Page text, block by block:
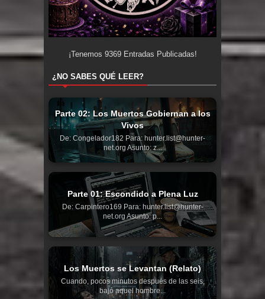
¡Tenemos 9369Entradas Publicadas!
¿NO SABES QUÉ LEER?
Parte 02: Los Muertos Gobiernan a los
Vivos
De: Congelador182 Para: hunter.list@hunter-
net.org Asunto: z...
Parte 01: Escondido a Plena Luz
De: Carpintero169 Para: hunter.list@hunter-
net.org Asunto: p...
Los Muertos se Levantan (Relato)
Cuando, pocos minutos después de las seis,
bajó aquel hombre...